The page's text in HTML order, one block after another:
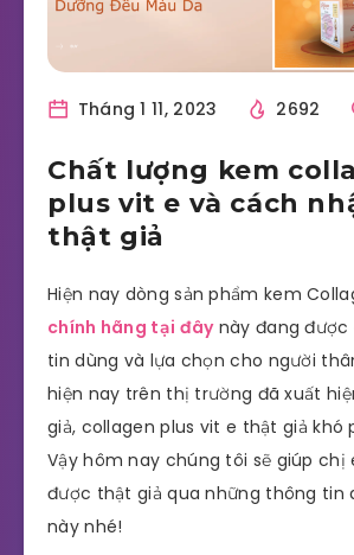
Tháng 1 11, 2023 2692
Chất lượng kem
plus vit e và cách
thật giả
Hiện nay dòng sản phẩm kem
chính hãng tại đâynày đang được
tin dùng và lựa chọn cho người
hiện nay trên thị trường đã xuất
giả, collagen plus vit e thật giả khó
Vậy hôm nay chúng tôi sẽ giúp chị
được thật giả qua những thông tin
này nhé!